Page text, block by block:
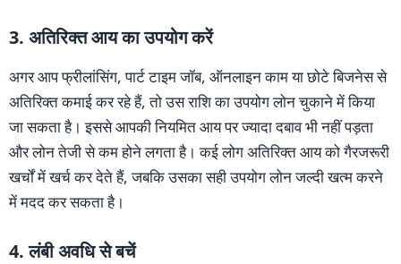
3. अतिरिक्त आय का उपयोग करें
अगर आप फ्रीलांसिंग, पार्ट टाइम जॉब, ऑनलाइन काम या छोटे बिजनेस से
अतिरिक्त कमाई कर रहे हैं, तो उस राशि का उपयोग लोन चुकाने में किया
जा सकता है। इससे आपकी नियमित आय पर ज्यादा दबाव भी नहीं पड़ता
और लोन तेजी से कम होने लगता है। कई लोग अतिरिक्त आय को गैरजरूरी
खर्चों में खर्च कर देते हैं, जबकि उसका सही उपयोग लोन जल्दी खत्म करने
में मदद कर सकता है।
4. लंबी अवधि से बचें